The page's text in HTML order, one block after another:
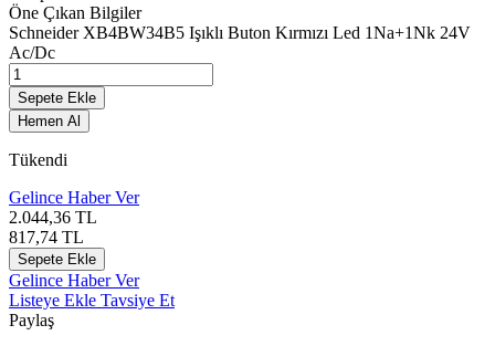
Öne Çıkan Bilgiler
Schneider XB4BW34B5 Işıklı Buton Kırmızı Led 1Na+1Nk 24V
Ac/Dc
Sepete Ekle
Hemen Al
Tükendi
Gelince Haber Ver
2.044,36 TL
817,74 TL
Sepete Ekle
Gelince Haber Ver
Listeye Ekle Tavsiye Et
Paylaş